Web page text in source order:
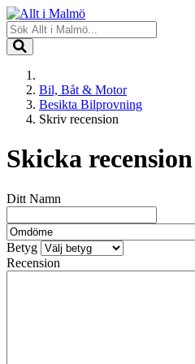
Bil, Båt & Motor
Besikta Bilprovning
Skriv recension
Skicka
Ditt Namn
Betyg
Recension